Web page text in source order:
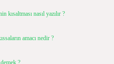
kısaltması nasıl yazılır ?
amacı nedir ?
?